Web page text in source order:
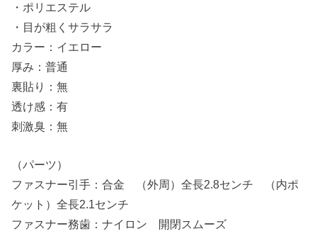
・ポリエステル
・目が粗くサラサラ
カラー：イエロー
厚み：普通
裏貼り：無
透け感：有
刺激臭：無
（パーツ）
ファスナー引手：合金 （外周）全長2.8センチ （内ポ
ケット）全長2.1センチ
ファスナー務歯：ナイロン 開閉スムーズ